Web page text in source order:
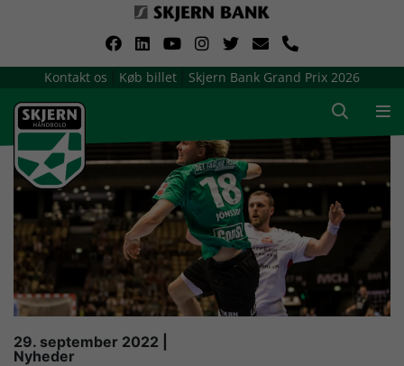
Kontakt os Køb billet Skjern Bank Grand Prix 2026
Om Skjern Håndbold
Ligatruppen
Sponsorer
Billetsalg / sæsonkort
Presse
29. september 2022 |
Nyheder